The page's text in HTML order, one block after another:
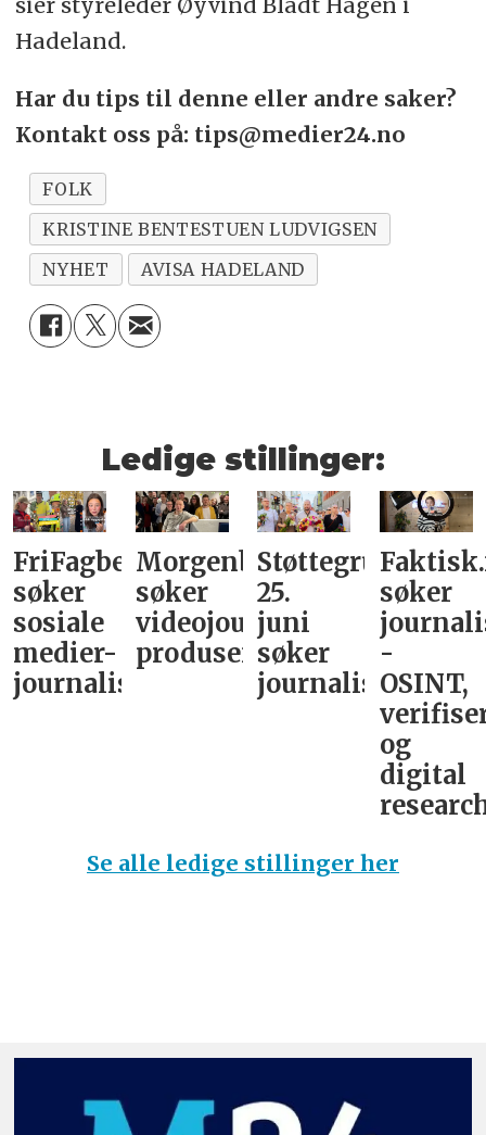
Hadeland.
Har du tips til denne eller andre saker?
Kontakt oss på: tips@medier24.no
FOLK
KRISTINE BENTESTUEN LUDVIGSEN
NYHET
AVISA HADELAND
Ledige stillinger:
FriFagbevegelse
søker
sosiale
medier-
journalist
Morgenbladet
søker
videojournalist/podkast-
produsent
Støttegruppa
25.
juni
søker
journalist
søker
-
OSINT,
og
digital
Se alle ledige stillinger her